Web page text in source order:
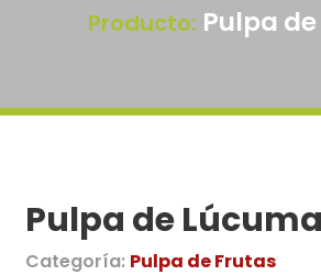
Producto: Pulpa
Pulpa de Lúcuma
Categoría: Pulpa de Frutas